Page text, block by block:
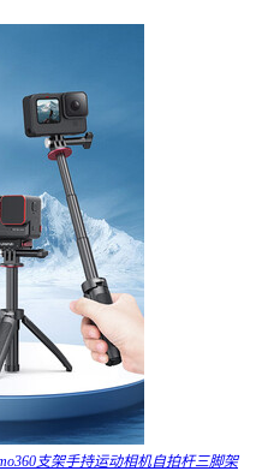
支架手持运动相机自拍杆三脚架